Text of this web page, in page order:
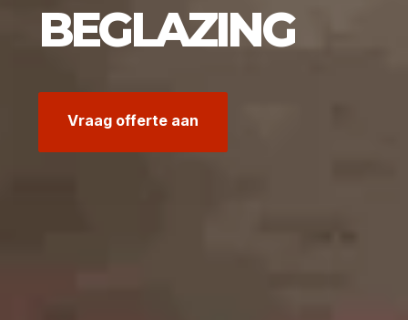
BEGLAZING
Vraag offerte aan